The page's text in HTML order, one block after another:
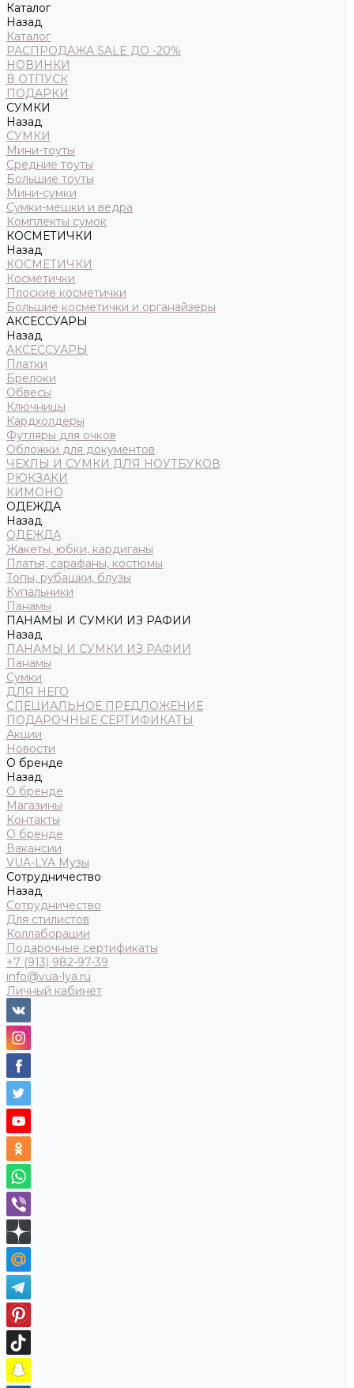
Каталог
Назад
Каталог
РАСПРОДАЖА SALE ДО -20%
НОВИНКИ
В ОТПУСК
ПОДАРКИ
СУМКИ
Назад
СУМКИ
Мини-тоуты
Средние тоуты
Большие тоуты
Мини-сумки
Сумки-мешки и ведра
Комплекты сумок
КОСМЕТИЧКИ
Назад
КОСМЕТИЧКИ
Косметички
Плоские косметички
Большие косметички и органайзеры
АКСЕССУАРЫ
Назад
АКСЕССУАРЫ
Платки
Брелоки
Обвесы
Ключницы
Кардхолдеры
Футляры для очков
Обложки для документов
ЧЕХЛЫ И СУМКИ ДЛЯ НОУТБУКОВ
РЮКЗАКИ
КИМОНО
ОДЕЖДА
Назад
ОДЕЖДА
Жакеты, юбки, кардиганы
Платья, сарафаны, костюмы
Топы, рубашки, блузы
Купальники
Панамы
ПАНАМЫ И СУМКИ ИЗ РАФИИ
Назад
ПАНАМЫ И СУМКИ ИЗ РАФИИ
Панамы
Сумки
ДЛЯ НЕГО
СПЕЦИАЛЬНОЕ ПРЕДЛОЖЕНИЕ
ПОДАРОЧНЫЕ СЕРТИФИКАТЫ
Акции
Новости
О бренде
Назад
О бренде
Магазины
Контакты
О бренде
Вакансии
VUA-LYA Музы
Сотрудничество
Назад
Сотрудничество
Для стилистов
Коллаборации
Подарочные сертификаты
+7 (913) 982-97-39
info@vua-lya.ru
Личный кабинет